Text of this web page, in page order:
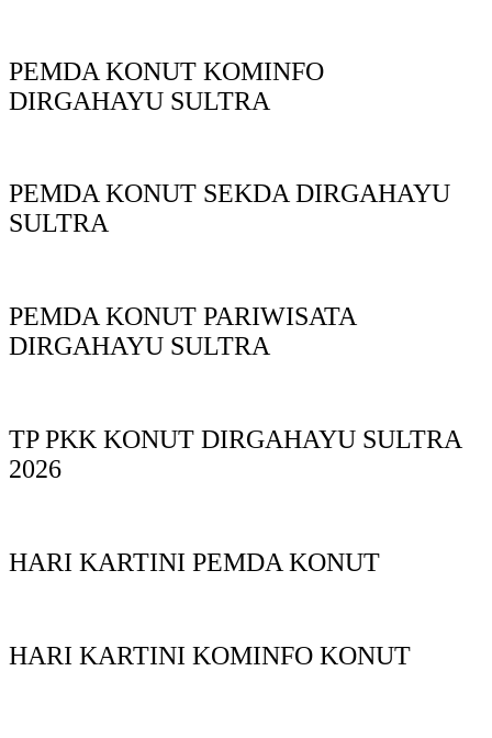
PEMDA KONUT KOMINFO
DIRGAHAYU SULTRA
PEMDA KONUT SEKDA DIRGAHAYU
SULTRA
PEMDA KONUT PARIWISATA
DIRGAHAYU SULTRA
TP PKK KONUT DIRGAHAYU SULTRA
2026
HARI KARTINI PEMDA KONUT
HARI KARTINI KOMINFO KONUT